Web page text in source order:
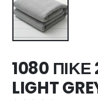
1080
LIGHT